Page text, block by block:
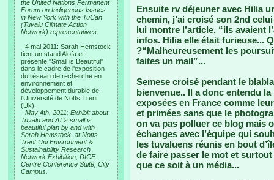
the United Nations Permanent
Forum on Indigenous Issues
in New York with the TuCan
(Tuvalu Climate Action
Network) representatives.
- 4 mai 2011: Sarah Hemstock
tient un stand Alofa et
présente "Small is Beautiful"
dans le cadre de l'exposition
du réseau de recherche en
environnement et
développement durable de
l'Université de Notts Trent
(Uk).
- May 4th, 2011: Exhibit about
Tuvalu and AT’s small is
beautiful plan by and with
Sarah Hemstock. at Notts
Trent Uni Environment &
Sustainability Research
Network Exhibition, DICE
Centre Conference Suite, City
Campus.
Ensuite rv déjeuner avec Hilia
chemin, j’ai croisé son 2nd
lui montre l’article. “ils avaient
infos. Hilia elle était furieuse...
?“Malheureusement les
faites un mail”...
Semese croisé pendant le
bienvenue.. Il a donc entendu
exposées en France comme
et primées sans que le
on va pas polluer ce blog mais
échanges avec l’équipe qui
les tuvaluens réunis en bout
de faire passer le mot et
que ce soit à un média...